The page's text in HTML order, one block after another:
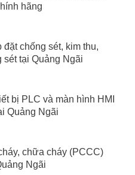
hãng
đặt chống sét, kim thu,
sét tại Quảng Ngãi
bị PLC và màn hình HMI
Quảng Ngãi
chữa cháy (PCCC)
Ngãi